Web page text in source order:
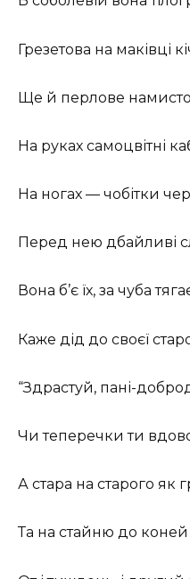
Грезетова на маківці
Ще й перлове
На руках самоцвітні
На ногах — чобітки
Перед нею дбайливі
Вона б’є їх, за чуба
Каже дід до своєї
“Здрастуй, пані-
Чи теперечки ти
А стара на старого як
Та на стайню до коней